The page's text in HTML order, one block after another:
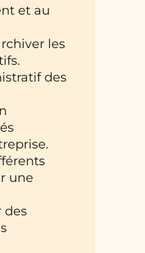
et au
les
des
une
des